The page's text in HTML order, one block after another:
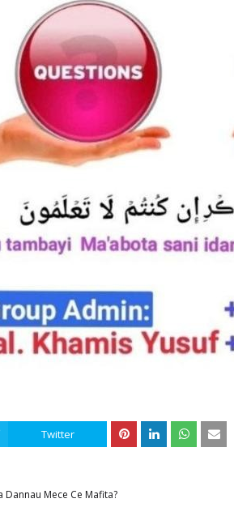
Twitter
Dannau Mece Ce Mafita?